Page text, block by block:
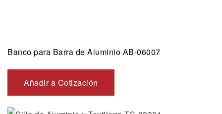
Banco para Barra de Aluminio AB-06007
Añadir a Cotización